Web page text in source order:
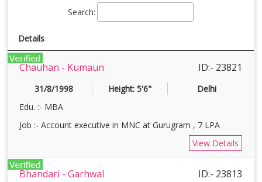
Search:
Details
Chauhan - Kumaun ID:- 23821
31/8/1998 Height: 5'6"
Delhi
Edu. :- MBA
Job :- Account executive in MNC at Gurugram , 7 LPA
View Details
Bhandari - Garhwal ID:- 23813